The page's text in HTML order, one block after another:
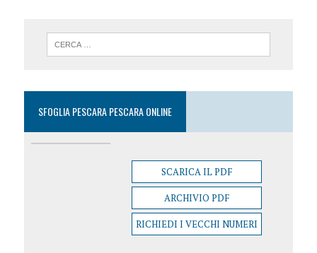
SFOGLIA PESCARA PESCARA ONLINE
SCARICA IL PDF
ARCHIVIO PDF
RICHIEDI I VECCHI NUMERI